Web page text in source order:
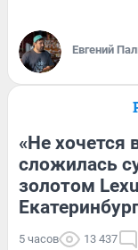
Евгений
«Не хочется
сложилась
золотом
5 часов 13 437